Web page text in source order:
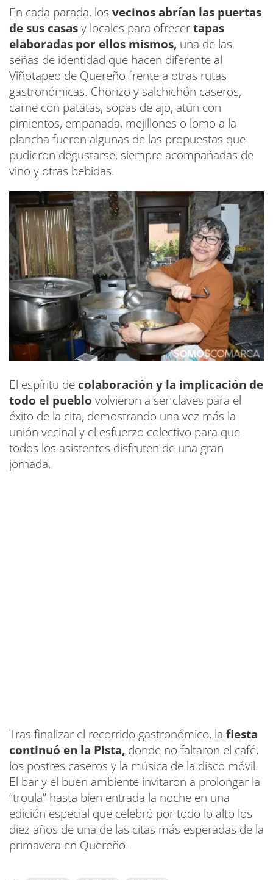
En cada parada, los vecinos abrían las puertas
de sus casasy locales para ofrecertapas
elaboradas por ellos mismos, una de las
señas de identidad que hacen diferente al
Viñotapeo de Quereño frente a otras rutas
gastronómicas. Chorizo y salchichón caseros,
carne con patatas, sopas de ajo, atún con
pimientos, empanada, mejillones o lomo a la
plancha fueron algunas de las propuestas que
pudieron degustarse, siempre acompañadas de
vino y otras bebidas.
El espíritu de colaboración y la implicación de
todo el pueblo volvieron a ser claves para el
éxito de la cita, demostrando una vez más la
unión vecinal y el esfuerzo colectivo para que
todos los asistentes disfruten de una gran
jornada.
Tras finalizar el recorrido gastronómico, la fiesta
continuó en la Pista, donde no faltaron el café,
los postres caseros y la música de la disco móvil.
El bar y el buen ambiente invitaron a prolongar la
“troula” hasta bien entrada la noche en una
edición especial que celebró por todo lo alto los
diez años de una de las citas más esperadas de la
primavera en Quereño.